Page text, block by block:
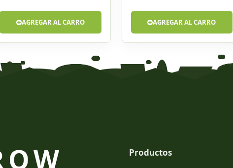
AGREGAR AL CARRO AGREGAR AL CARRO
Productos